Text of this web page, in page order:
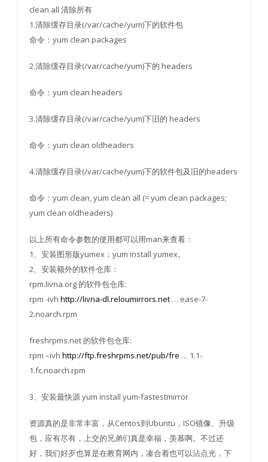
clean all 清除所有
1.清除缓存目录(/var/cache/yum)下的软件包
命令：yum clean packages
2.清除缓存目录(/var/cache/yum)下的 headers
命令：yum clean headers
3.清除缓存目录(/var/cache/yum)下旧的 headers
命令：yum clean oldheaders
4.清除缓存目录(/var/cache/yum)下的软件包及旧的headers
命令：yum clean, yum clean all (= yum clean packages;
yum clean oldheaders)
以上所有命令参数的使用都可以用man来查看：
1、安装图形版yumex：yum install yumex。
2、安装额外的软件仓库：
rpm.livna.org 的软件包仓库:
rpm -ivh http://livna-dl.reloumirrors.net … ease-7-
2.noarch.rpm
freshrpms.net 的软件包仓库:
rpm –ivh http://ftp.freshrpms.net/pub/fre … 1.1-
1.fc.noarch.rpm
3、安装最快源 yum install yum-fastestmirror
资源真的是非常丰富，从Centos到Ubuntu，ISO镜像、升级
包，应有尽有，上交的兄弟们真是幸福，羡慕啊。不过还
好，我们好歹也算是在教育网内，凑合着也可以沾点光，下